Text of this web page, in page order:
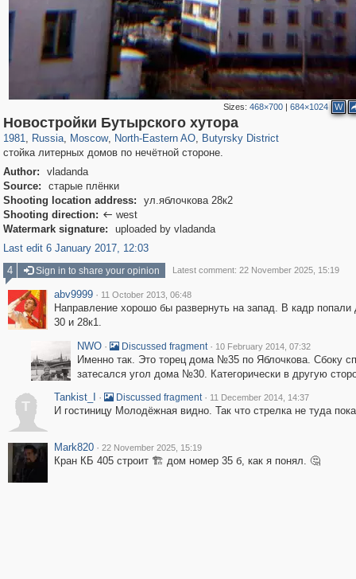
Sizes:468×700 |684×1024 W
Новостройки Бутырского хутора
1981, Russia
1,406,258 29,243
, Moscow
319,780 8,286
, North-Eastern AO
24,488 250
, Butyrsky District
779 8
стойка литерных домов по нечётной стороне.
Author:
vladanda
Source:
старые плёнки
Shooting location address:
ул.яблочкова 28к2
Shooting direction:  west
Watermark signature:
uploaded by vladanda
Last edit 6 January 2017, 12:03
4
Sign in to share your opinion Latest comment: 22 November 2025, 15:19
abv9999 · 11 October 2013, 06:48
Направление хорошо бы развернуть на запад. В кадр попали
30 и 28к1.
NWO · Discussed fragment · 10 February 2014, 07:32
Именно так. Это торец дома №35 по Яблочкова. Сбоку
затесался угол дома №30. Категорически в другую
T
Tankist_I · Discussed fragment · 11 December 2014, 14:37
И гостиницу Молодёжная видно. Так что стрелка не туда
Mark820 · 22 November 2025, 15:19
Кран КБ 405 строит 🏗️ дом номер 35 б, как я понял. 🤔